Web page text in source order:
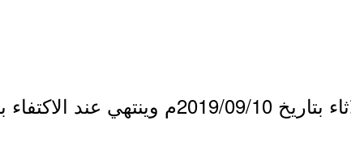
بالعدد المطلوب.